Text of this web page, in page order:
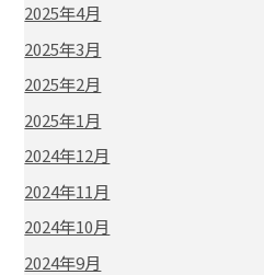
2025年4月
2025年3月
2025年2月
2025年1月
2024年12月
2024年11月
2024年10月
2024年9月